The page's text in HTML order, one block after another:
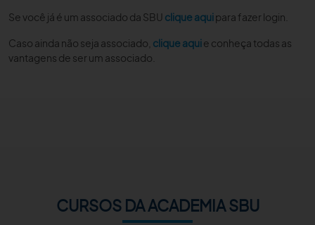
SBU NO CONSULTÓRIO
EDUCAÇÃO CONTINUADA
Se você já é um associado da SBU clique aquipara fazer login.
Caso ainda não seja associado, clique aquie conheça todas as
vantagens de ser um associado.
CURSOS DA ACADEMIA SBU